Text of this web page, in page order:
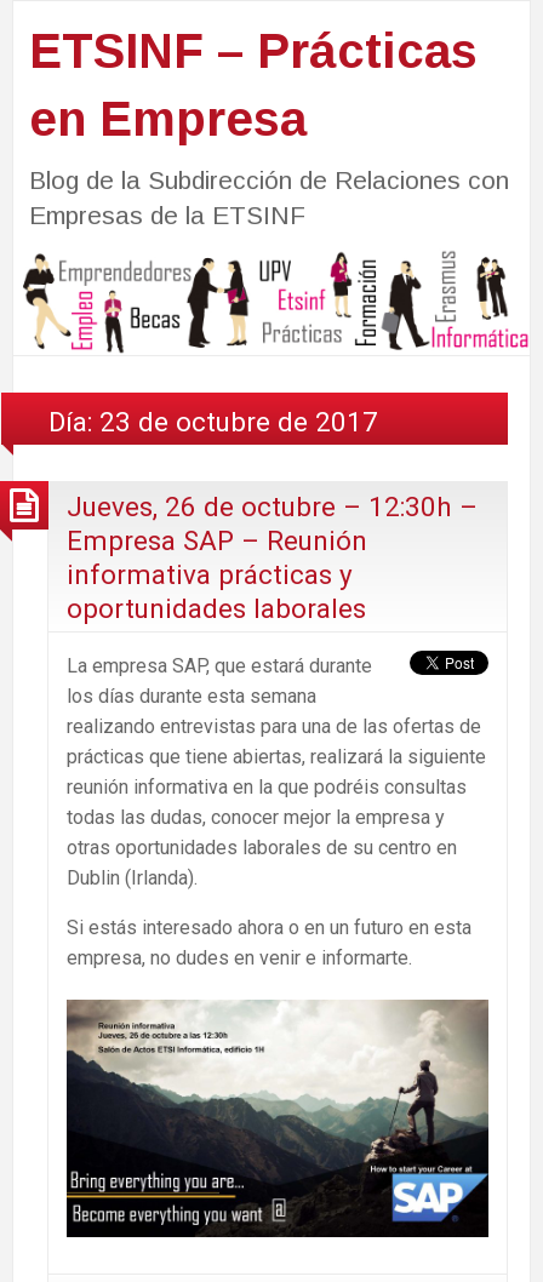
ETSINF – Prácticas
en Empresa
Blog de la Subdirección de Relaciones con
Empresas de la ETSINF
Día: 23 de octubre de 2017
Jueves, 26 de octubre – 12:30h –
Empresa SAP – Reunión
informativa prácticas y
oportunidades laborales
La empresa SAP, que estará durante
los días durante esta semana
realizando entrevistas para una de las ofertas de
prácticas que tiene abiertas, realizará la siguiente
reunión informativa en la que podréis consultas
todas las dudas, conocer mejor la empresa y
otras oportunidades laborales de su centro en
Dublin (Irlanda).
Si estás interesado ahora o en un futuro en esta
empresa, no dudes en venir e informarte.